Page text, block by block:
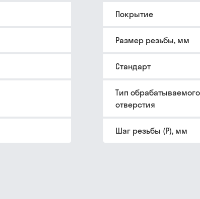
Покрытие
Размер резьбы, мм
Стандарт
Тип обрабатываемого
отверстия
Шаг резьбы (P), мм